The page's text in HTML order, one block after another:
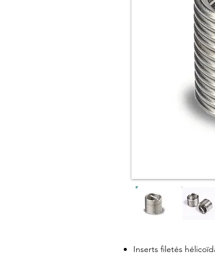
Inserts filetés